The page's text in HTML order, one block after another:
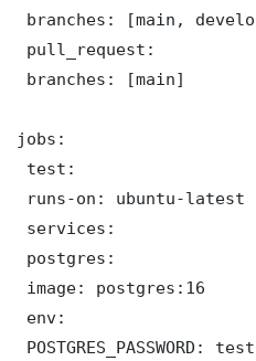
branches: [main,
pull_request:
branches: [main]
jobs:
test:
runs-on: ubuntu-latest
services:
postgres:
image: postgres:16
env:
POSTGRES_PASSWORD: test